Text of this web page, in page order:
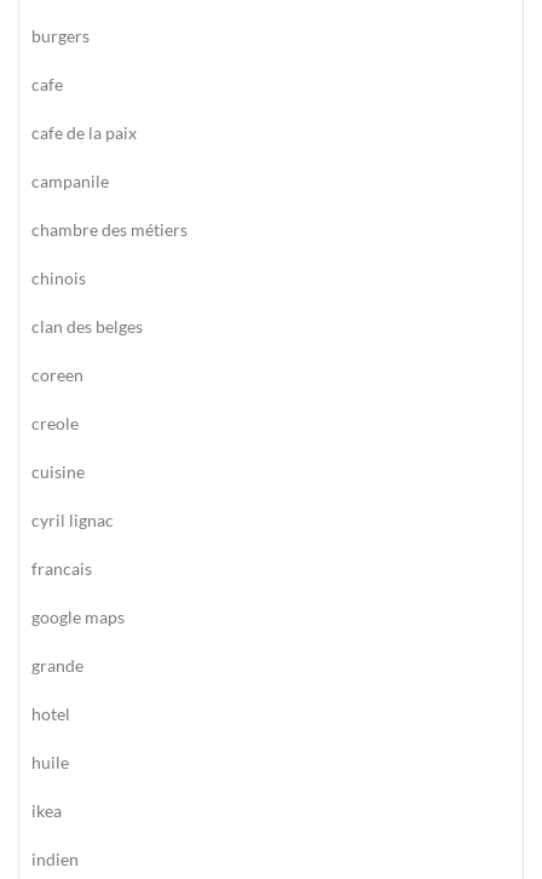
burgers
cafe
cafe de la paix
campanile
chambre des métiers
chinois
clan des belges
coreen
creole
cuisine
cyril lignac
francais
google maps
grande
hotel
huile
ikea
indien